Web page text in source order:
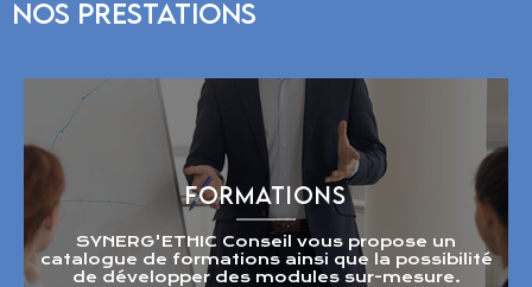
NOS PRESTATIONS
FORMATIONS
SYNERG'ETHIC Conseil vous propose un
catalogue de formations ainsi que la possibilité
de développer des modules sur-mesure.